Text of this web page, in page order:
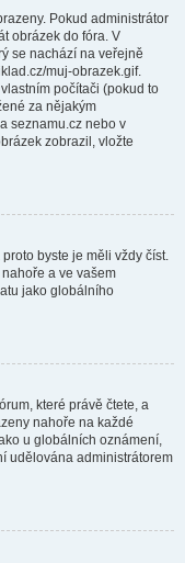
Pokud administrátor
obrázek do fóra. V
se nachází na veřejně
muj-obrazek.gif.
počítači (pokud to
za nějakým
seznamu.cz nebo v
zobrazil, vložte
byste je měli vždy číst.
a ve vašem
jako globálního
které právě čtete, a
nahoře na každé
u globálních oznámení,
udělována administrátorem